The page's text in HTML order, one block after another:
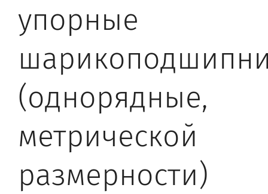
упорные
(однорядные,
метрической
размерности)